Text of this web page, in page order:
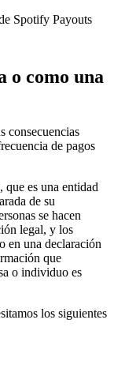
Spotify Payouts
o como una
consecuencias
de pagos
que es una entidad
de su
se hacen
legal, y los
en una declaración
que
o individuo es
los siguientes